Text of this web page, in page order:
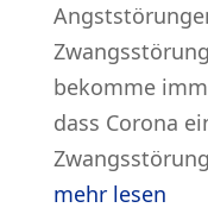
bekomme
dass Corona
mehr lesen